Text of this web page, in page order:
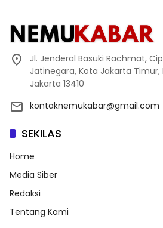
Jl. Jenderal Basuki Rachmat,
Jatinegara, Kota Jakarta Timur,
Jakarta 13410
kontaknemukabar@gmail.com
SEKILAS
Home
Media Siber
Redaksi
Tentang Kami